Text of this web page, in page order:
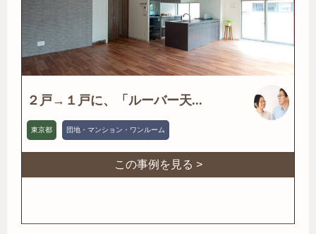
２戸→１戸に、「ルーバー天...
東京都 団地・マンション・ワンルーム
この事例を見る >